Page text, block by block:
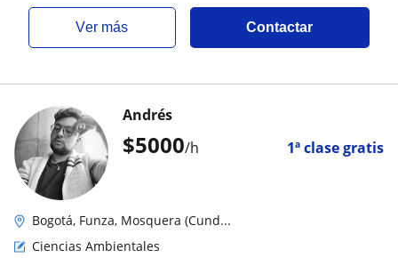
ver más Contactar
$5000/h 1ª clase gratis
Andrés
Bogotá, Funza, Mosquera (Cund...
Ciencias Ambientales